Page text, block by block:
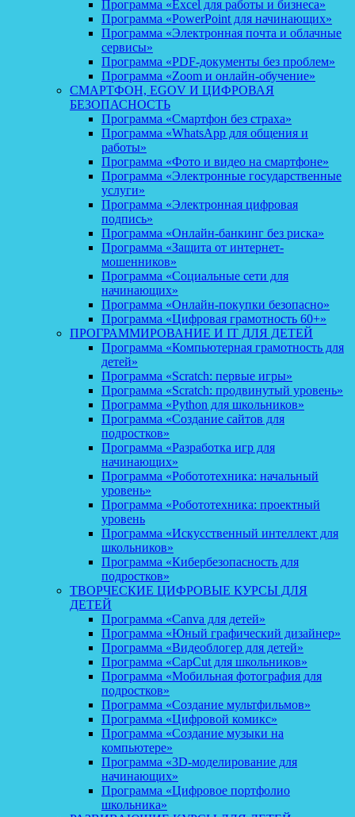
Программа «Excel для работы и бизнеса»
Программа «PowerPoint для начинающих»
Программа «Электронная почта и облачные
сервисы»
Программа «PDF-документы без проблем»
Программа «Zoom и онлайн-обучение»
СМАРТФОН, EGOV И ЦИФРОВАЯ
БЕЗОПАСНОСТЬ
Программа «Смартфон без страха»
Программа «WhatsApp для общения и
работы»
Программа «Фото и видео на смартфоне»
Программа «Электронные государственные
услуги»
Программа «Электронная цифровая
подпись»
Программа «Онлайн-банкинг без риска»
Программа «Защита от интернет-
мошенников»
Программа «Социальные сети для
начинающих»
Программа «Онлайн-покупки безопасно»
Программа «Цифровая грамотность 60+»
ПРОГРАММИРОВАНИЕ И IT ДЛЯ ДЕТЕЙ
Программа «Компьютерная грамотность для
детей»
Программа «Scratch: первые игры»
Программа «Scratch: продвинутый уровень»
Программа «Python для школьников»
Программа «Создание сайтов для
подростков»
Программа «Разработка игр для
начинающих»
Программа «Робототехника: начальный
уровень»
Программа «Робототехника: проектный
уровень
Программа «Искусственный интеллект для
школьников»
Программа «Кибербезопасность для
подростков»
ТВОРЧЕСКИЕ ЦИФРОВЫЕ КУРСЫ ДЛЯ
ДЕТЕЙ
Программа «Canva для детей»
Программа «Юный графический дизайнер»
Программа «Видеоблогер для детей»
Программа «CapCut для школьников»
Программа «Мобильная фотография для
подростков»
Программа «Создание мультфильмов»
Программа «Цифровой комикс»
Программа «Создание музыки на
компьютере»
Программа «3D-моделирование для
начинающих»
Программа «Цифровое портфолио
школьника»